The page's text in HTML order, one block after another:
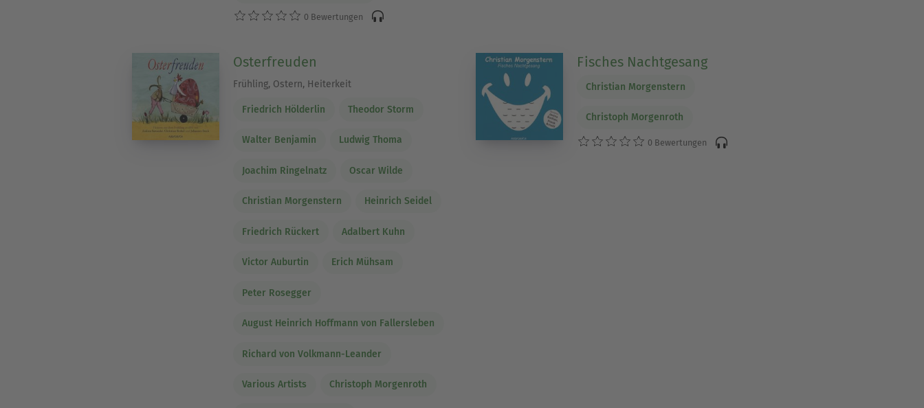
0 Bewertungen
Osterfreuden
Frühling, Ostern, Heiterkeit
Friedrich Hölderlin Theodor Storm
Walter Benjamin Ludwig Thoma
Joachim Ringelnatz Oscar Wilde
Christian Morgenstern Heinrich Seidel
Friedrich Rückert Adalbert Kuhn
Victor Auburtin Erich Mühsam
Peter Rosegger
August Heinrich Hoffmann von Fallersleben
Richard von Volkmann-Leander
Various Artists Christoph Morgenroth
Fisches Nachtgesang
Christian Morgenstern
Christoph Morgenroth
0 Bewertungen